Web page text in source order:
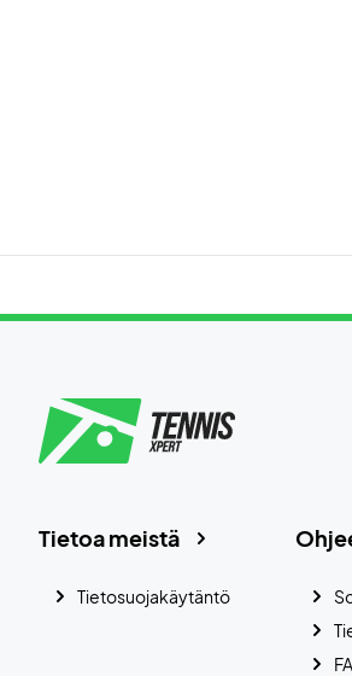
Tietoa meistä
Tietosuojakäytäntö